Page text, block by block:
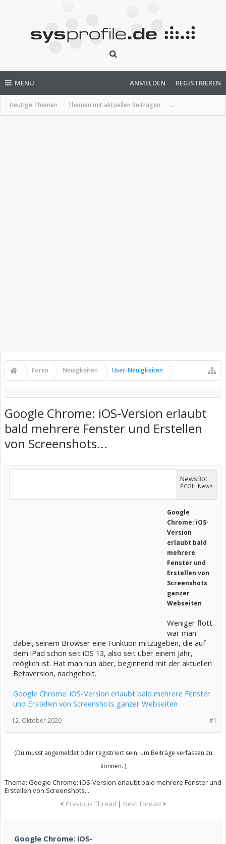
MENU
Heutige Themen Themen mit aktuellen Beiträgen ...
ANMELDEN REGISTRIEREN
Foren Neuigkeiten User-Neuigkeiten
Google Chrome: iOS-Version erlaubt
bald mehrere Fenster und Erstellen
von Screenshots...
NewsBot
PCGH-News
Google
Chrome: iOS-
Version
erlaubt bald
mehrere
Fenster und
Erstellen von
Screenshots
ganzer
Webseiten
Weniger flott
war man
dabei, seinem Browser eine Funktion mitzugeben, die auf
dem iPad schon seit iOS 13, also seit über einem Jahr,
möglich ist. Hat man nun aber, beginnend mit der aktuellen
Betaversion, nachgeholt.
Google Chrome: iOS-Version erlaubt bald mehrere Fenster
und Erstellen von Screenshots ganzer Webseiten
#1
12. Oktober 2020
(Du musst angemeldet oder registriert sein, um Beiträge verfassen zu
können. )
Thema: Google Chrome: iOS-Version erlaubt bald mehrere Fenster und
Erstellen von Screenshots...
< Previous Thread | Next Thread >
Google Chrome: iOS-